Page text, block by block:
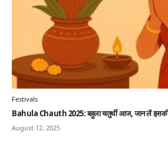
Festivals
Bahula Chauth 2025: बहुला चतुर्थी आज, जान लें इसकी
August 12, 2025